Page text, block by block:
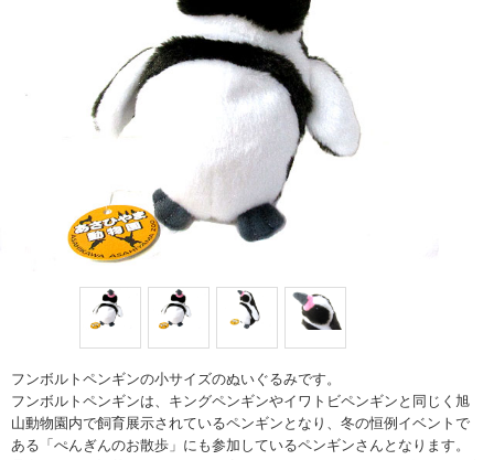
フンボルトペンギンの小サイズのぬいぐるみです。
フンボルトペンギンは、キングペンギンやイワトビペンギンと同じく旭
山動物園内で飼育展示されているペンギンとなり、冬の恒例イベントで
ある「ぺんぎんのお散歩」にも参加しているペンギンさんとなります。